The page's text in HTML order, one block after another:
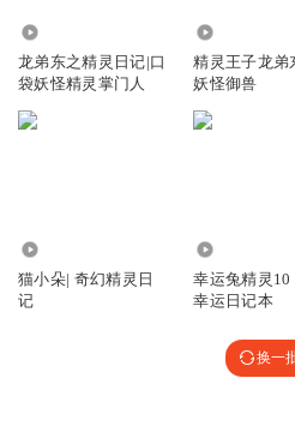
漩涡鸣人_九喇嘛_
Ee
龙弟东之精灵日记|口
袋妖怪精灵掌门人
精灵王子龙弟
妖怪御兽
猫小朵| 奇幻精灵日
记
幸运兔精灵10
幸运日记本
换一